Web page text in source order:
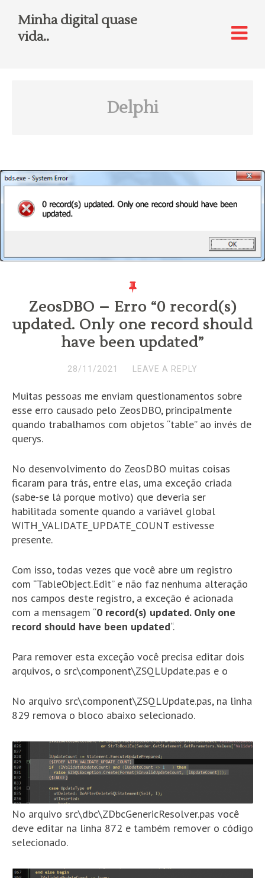
Minha digital quase
vida..
Delphi
ZeosDBO – Erro “0 record(s)
updated. Only one record should
have been updated”
28/11/2021 LEAVE A REPLY
Muitas pessoas me enviam questionamentos sobre
esse erro causado pelo ZeosDBO, principalmente
quando trabalhamos com objetos “table” ao invés de
querys.
No desenvolvimento do ZeosDBO muitas coisas
ficaram para trás, entre elas, uma exceção criada
(sabe-se lá porque motivo) que deveria ser
habilitada somente quando a variável global
WITH_VALIDATE_UPDATE_COUNT estivesse
presente.
Com isso, todas vezes que você abre um registro
com “TableObject.Edit” e não faz nenhuma alteração
nos campos deste registro, a exceção é acionada
com a mensagem “0 record(s) updated. Only one
record should have been updated“.
Para remover esta exceção você precisa editar dois
arquivos, o src\component\ZSQLUpdate.pas e o
No arquivo src\component\ZSQLUpdate.pas, na linha
829 remova o bloco abaixo selecionado.
No arquivo src\dbc\ZDbcGenericResolver.pas você
deve editar na linha 872 e também remover o código
selecionado.